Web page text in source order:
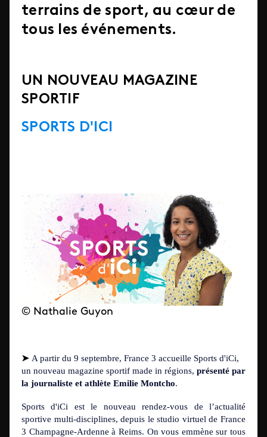
terrains de sport, au cœur de
tous les événements.
UN NOUVEAU MAGAZINE
SPORTIF
SPORTS D'ICI
© Nathalie Guyon
➤ A partir du 9 septembre, France 3 accueille Sports d'iCi,
un nouveau magazine sportif made in régions, présenté par
la journaliste et athlète Emilie Montcho.
Sports d'iCi est le nouveau rendez-vous de l’actualité
sportive multi-disciplines, depuis le studio virtuel de France
3 Champagne-Ardenne à Reims. On vous emmène sur tous